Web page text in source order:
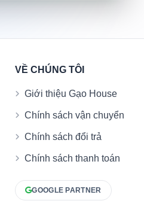
VỀ CHÚNG TÔI
Giới thiệu Gạo House
Chính sách vận chuyển
Chính sách đổi trả
Chính sách thanh toán
GOOGLE PARTNER